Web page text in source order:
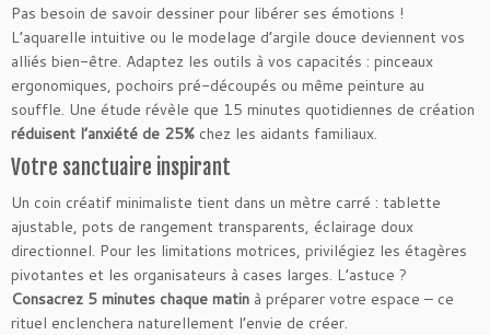
Pas besoin de savoir dessiner pour libérer ses émotions !
L’aquarelle intuitive ou le modelage d’argile douce deviennent vos
alliés bien-être. Adaptez les outils à vos capacités : pinceaux
ergonomiques, pochoirs pré-découpés ou même peinture au
souffle. Une étude révèle que 15 minutes quotidiennes de création
réduisent l’anxiété de 25% chez les aidants familiaux.
Votre sanctuaire inspirant
Un coin créatif minimaliste tient dans un mètre carré : tablette
ajustable, pots de rangement transparents, éclairage doux
directionnel. Pour les limitations motrices, privilégiez les étagères
pivotantes et les organisateurs à cases larges. L’astuce ?
Consacrez 5 minutes chaque matin à préparer votre espace – ce
rituel enclenchera naturellement l’envie de créer.